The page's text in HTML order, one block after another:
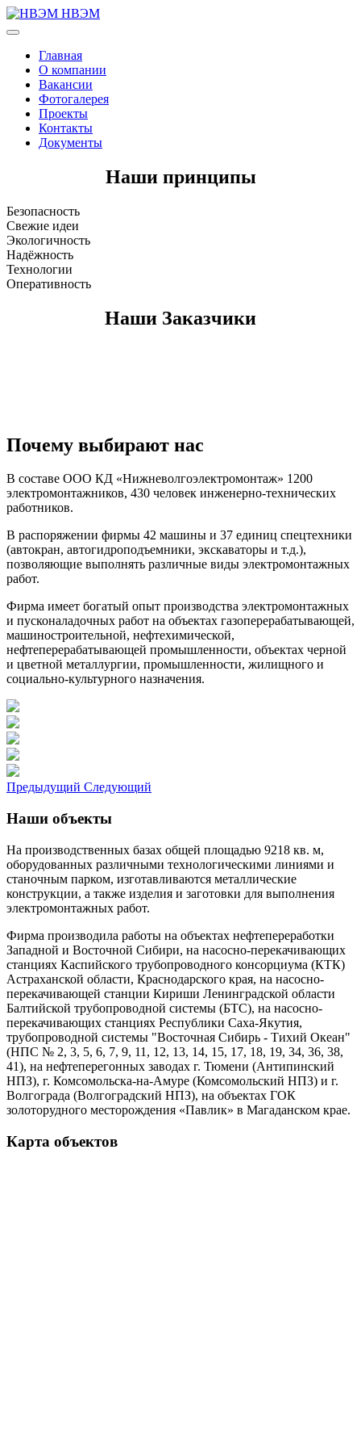
НВЭМ
Главная
О компании
Вакансии
Фотогалерея
Проекты
Контакты
Документы
Наши принципы
Безопасность
Свежие идеи
Экологичность
Надёжность
Технологии
Оперативность
Наши Заказчики
Почему выбирают нас
В составе ООО КД «Нижневолгоэлектромонтаж» 1200
электромонтажников, 430 человек инженерно-технических
работников.
В распоряжении фирмы 42 машины и 37 единиц спецтехники
(автокран, автогидроподъемники, экскаваторы и т.д.),
позволяющие выполнять различные виды электромонтажных
работ.
Фирма имеет богатый опыт производства электромонтажных
и пусконаладочных работ на объектах газоперерабатывающей,
машиностроительной, нефтехимической,
нефтеперерабатывающей промышленности, объектах черной
и цветной металлургии, промышленности, жилищного и
социально-культурного назначения.
Предыдущий Следующий
Наши объекты
На производственных базах общей площадью 9218 кв. м,
оборудованных различными технологическими линиями и
станочным парком, изготавливаются металлические
конструкции, а также изделия и заготовки для выполнения
электромонтажных работ.
Фирма производила работы на объектах нефтепереработки
Западной и Восточной Сибири, на насосно-перекачивающих
станциях Каспийского трубопроводного консорциума (КТК)
Астраханской области, Краснодарского края, на насосно-
перекачивающей станции Кириши Ленинградской области
Балтийской трубопроводной системы (БТС), на насосно-
перекачивающих станциях Республики Саха-Якутия,
трубопроводной системы "Восточная Сибирь - Тихий Океан"
(НПС № 2, 3, 5, 6, 7, 9, 11, 12, 13, 14, 15, 17, 18, 19, 34, 36, 38,
41), на нефтеперегонных заводах г. Тюмени (Антипинский
НПЗ), г. Комсомольска-на-Амуре (Комсомольский НПЗ) и г.
Волгограда (Волгоградский НПЗ), на объектах ГОК
золоторудного месторождения «Павлик» в Магаданском крае.
Карта объектов